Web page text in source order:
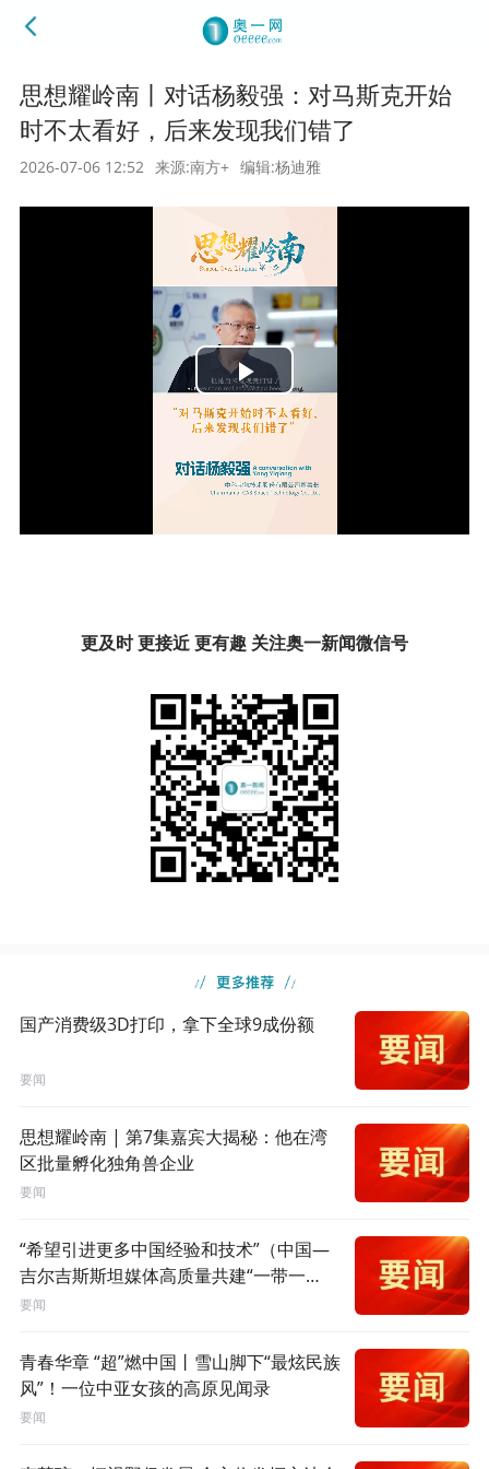
思想耀岭南丨对话杨毅强：对马斯克开始
时不太看好，后来发现我们错了
2026-07-06 12:52 来源:南方+ 编辑:杨迪雅
Play
Video
更及时 更接近 更有趣 关注奥一新闻微信号
国产消费级3D打印，拿下全球9成份额
要闻
思想耀岭南 | 第7集嘉宾大揭秘：他在湾
区批量孵化独角兽企业
要闻
“希望引进更多中国经验和技术”（中国—
吉尔吉斯斯坦媒体高质量共建“一带一
路”联合采访）
要闻
青春华章 “超”燃中国丨雪山脚下“最炫民族
风”！一位中亚女孩的高原见闻录
要闻